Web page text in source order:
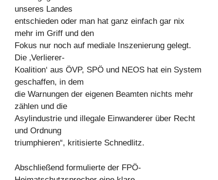
unseres Landes
entschieden oder man hat ganz einfach gar nix
mehr im Griff und den
Fokus nur noch auf mediale Inszenierung gelegt.
Die ‚Verlierer-
Koalition‘ aus ÖVP, SPÖ und NEOS hat ein System
geschaffen, in dem
die Warnungen der eigenen Beamten nichts mehr
zählen und die
Asylindustrie und illegale Einwanderer über Recht
und Ordnung
triumphieren“, kritisierte Schnedlitz.
Abschließend formulierte der FPÖ-